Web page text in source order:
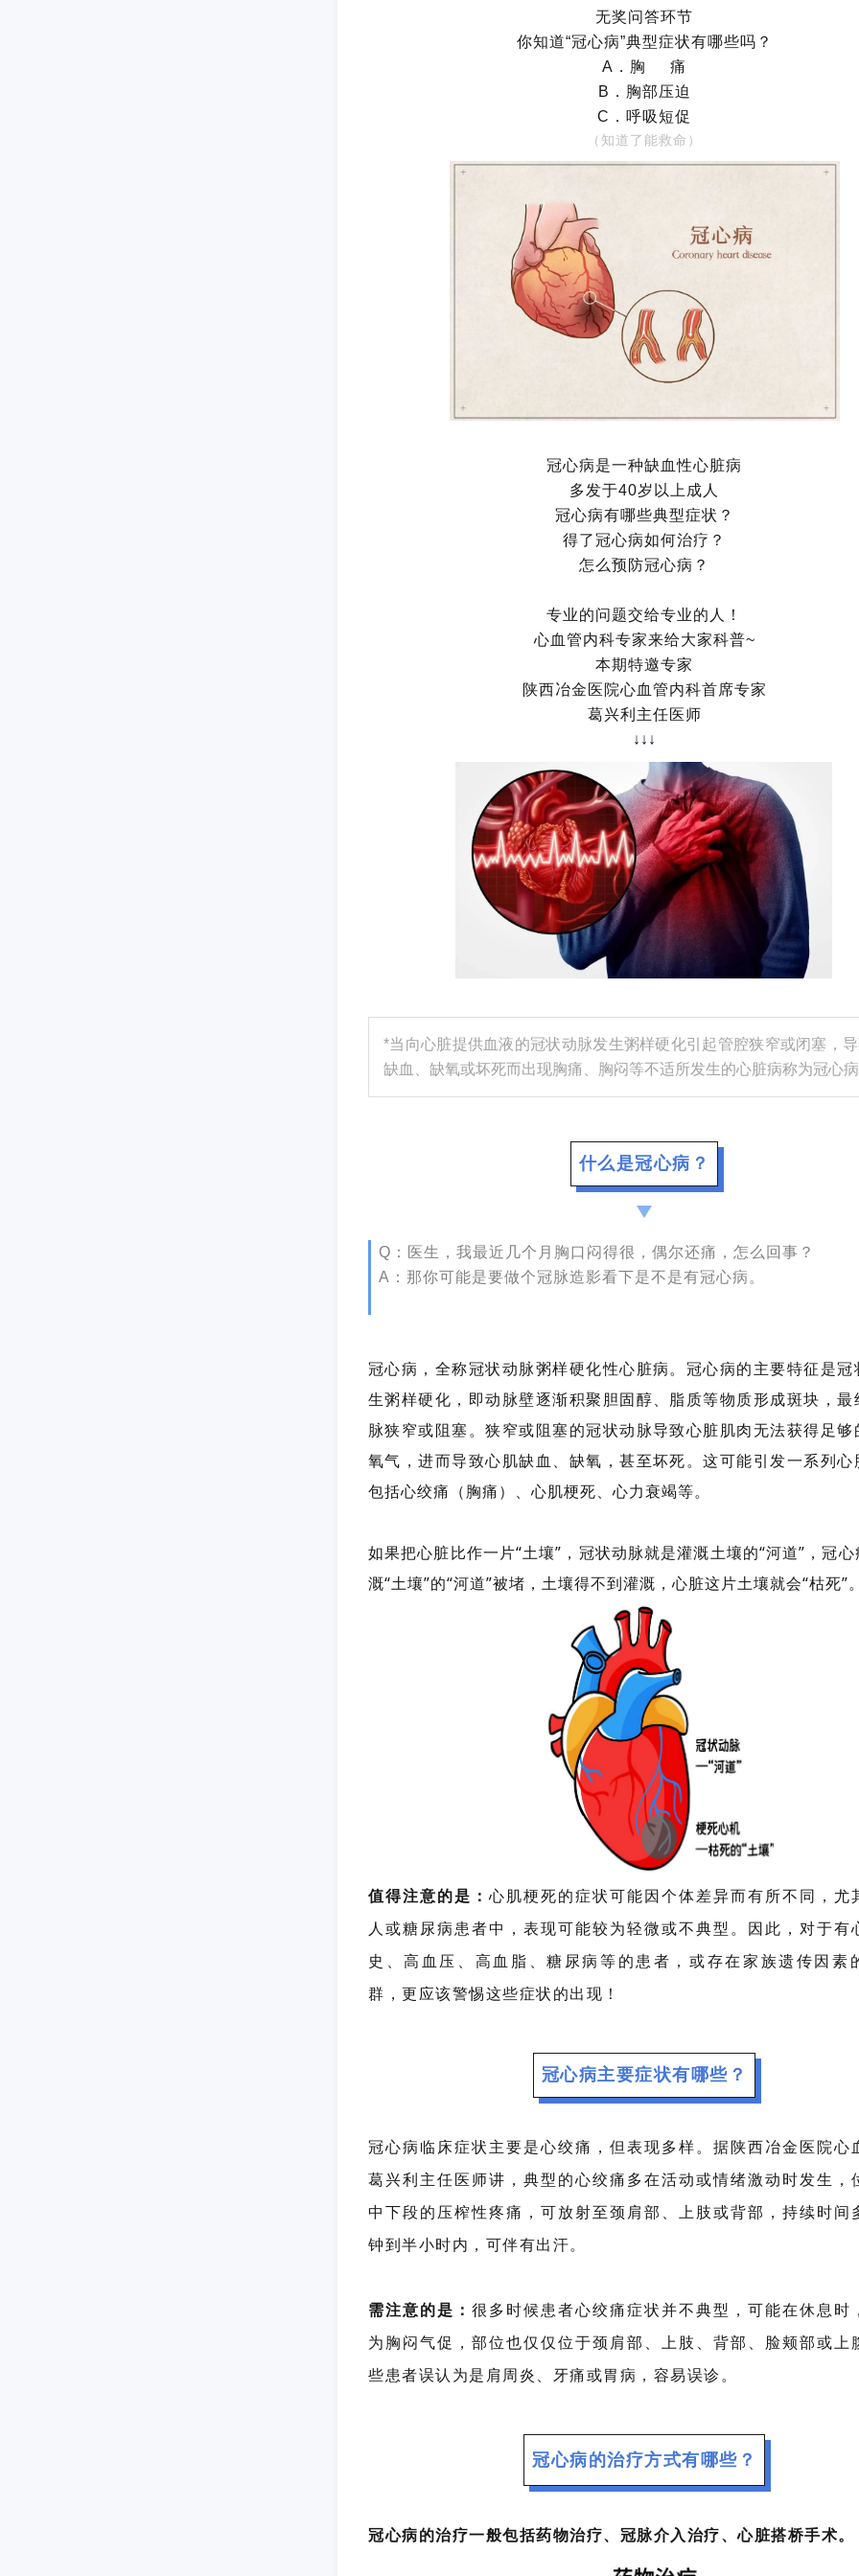
无奖问答环节
你知道“冠心病”典型症状有哪些吗？
A．胸 痛
B．胸部压迫
C．呼吸短促
（知道了能救命）
冠心病是一种缺血性心脏病
多发于40岁以上成人
冠心病有哪些典型症状？
得了冠心病如何治疗？
怎么预防冠心病？
专业的问题交给专业的人！
心血管内科专家来给大家科普~
本期特邀专家
陕西冶金医院心血管内科首席专家
葛兴利主任医师
↓↓↓
*当向心脏提供血液的冠状动脉发生粥样硬化引起管腔狭窄或闭塞，
缺血、缺氧或坏死而出现胸痛、胸闷等不适所发生的心脏病称为冠心病
什么是冠心病？
Q：医生，我最近几个月胸口闷得很，偶尔还痛，怎么回事？
A：那你可能是要做个冠脉造影看下是不是有冠心病。
冠心病，全称冠状动脉粥样硬化性心脏病。冠心病的主要特征是冠
生粥样硬化，即动脉壁逐渐积聚胆固醇、脂质等物质形成斑块，最
脉狭窄或阻塞。狭窄或阻塞的冠状动脉导致心脏肌肉无法获得足够
氧气，进而导致心肌缺血、缺氧，甚至坏死。这可能引发一系列心
包括心绞痛（胸痛）、心肌梗死、心力衰竭等。
如果把心脏比作一片“土壤”，冠状动脉就是灌溉土壤的“河道”，冠
溉“土壤”的“河道”被堵，土壤得不到灌溉，心脏这片土壤就会“枯死”。
值得注意的是：心肌梗死的症状可能因个体差异而有所不同，尤
人或糖尿病患者中，表现可能较为轻微或不典型。因此，对于有
史、高血压、高血脂、糖尿病等的患者，或存在家族遗传因素
群，更应该警惕这些症状的出现！
冠心病主要症状有哪些？
冠心病临床症状主要是心绞痛 ，但表现多样。据陕西冶金医院心
葛兴利主任医师讲，典型的心绞痛多在活动或情绪激动时发生，
中下段的压榨性疼痛，可放射至颈肩部、上肢或背部，持续时间
钟到半小时内，可伴有出汗。
需注意的是：很多时候患者心绞痛症状并不典型，可能在休息时
为胸闷气促，部位也仅仅位于颈肩部、上肢、背部、脸颊部或上
些患者误认为是肩周炎、牙痛或胃病，容易误诊。
冠心病的治疗方式有哪些？
冠心病的治疗一般包括药物治疗、冠脉介入治疗、心脏搭桥手术。